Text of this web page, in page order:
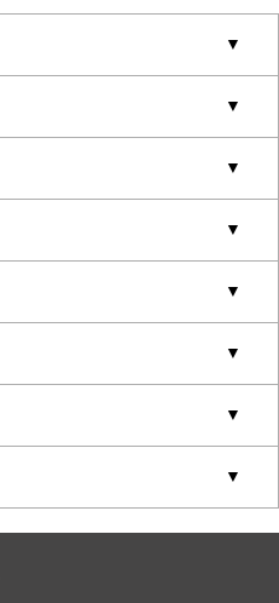
▼
▼
▼
▼
▼
▼
▼
▼